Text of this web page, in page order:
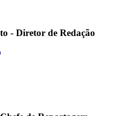
- Diretor de Redação